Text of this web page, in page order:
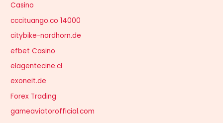
Casino
cccituango.co 14000
citybike-nordhorn.de
efbet Casino
elagentecine.cl
exoneit.de
Forex Trading
gameaviatorofficial.com